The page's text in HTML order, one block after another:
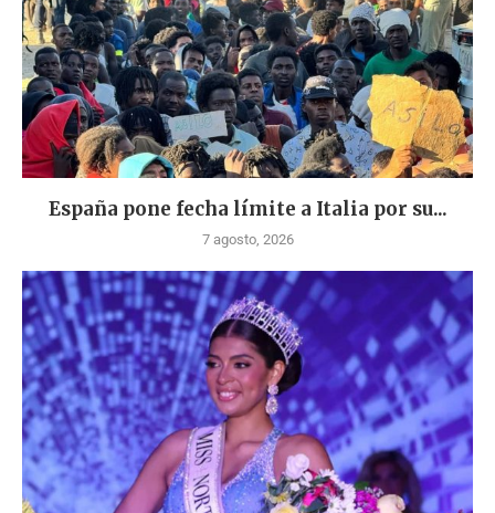
España pone fecha límite a Italia por su...
7 agosto, 2026